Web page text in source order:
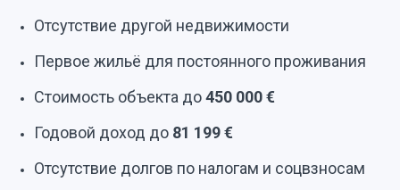
Отсутствие другой недвижимости
Первое жильё для постоянного проживания
Стоимость объекта до450 000 €
Годовой доход до 81 199 €
Отсутствие долгов по налогам и соцвзносам